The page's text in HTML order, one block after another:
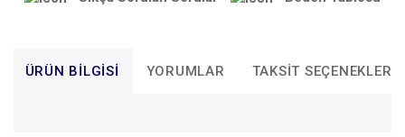
ÜRÜN BILGISI YORUMLAR TAKSIT SEÇENEKLERI